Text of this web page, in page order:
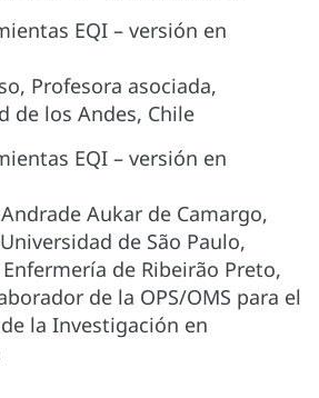
EQI – versión en
Profesora asociada,
de los Andes, Chile
EQI – versión en
Aukar de Camargo,
de São Paulo,
de Ribeirão Preto,
de la OPS/OMS para el
la Investigación en